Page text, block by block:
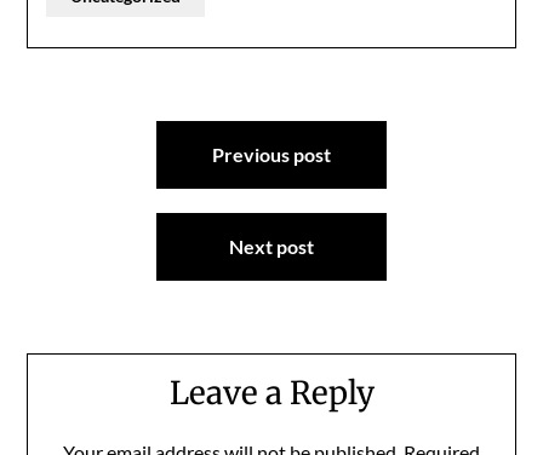
Previous post
Next post
Leave a Reply